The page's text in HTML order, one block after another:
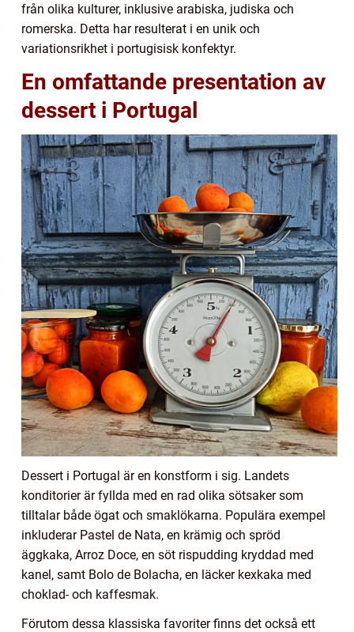
från olika kulturer, inklusive arabiska, judiska och
romerska. Detta har resulterat i en unik och
variationsrikhet i portugisisk konfektyr.
En omfattande presentation av
dessert i Portugal
Dessert i Portugal är en konstform i sig. Landets
konditorier är fyllda med en rad olika sötsaker som
tilltalar både ögat och smaklökarna. Populära exempel
inkluderar Pastel de Nata, en krämig och spröd
äggkaka, Arroz Doce, en söt rispudding kryddad med
kanel, samt Bolo de Bolacha, en läcker kexkaka med
choklad- och kaffesmak.
Förutom dessa klassiska favoriter finns det också ett